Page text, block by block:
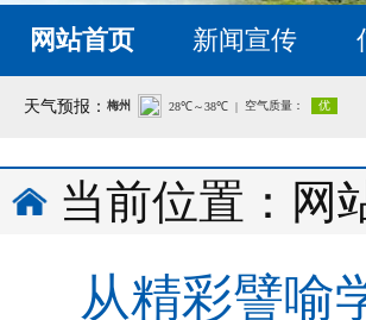
网站首页 新闻宣传
天气预报：
当前位置： 网
从精彩譬喻